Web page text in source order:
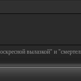
вылазкой" и